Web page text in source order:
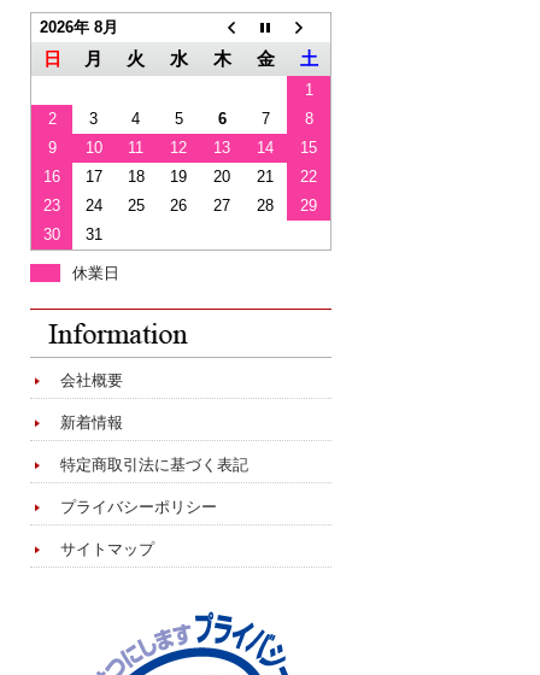
2026年 8月
日 月 火 水 木 金 土
1
2
3 4 5 6 7
8
9
10 11 12 13 14
15
16
17 18 19 20 21
22
23
24 25 26 27 28
29
30
31
休業日
会社概要
新着情報
特定商取引法に基づく表記
プライバシーポリシー
サイトマップ